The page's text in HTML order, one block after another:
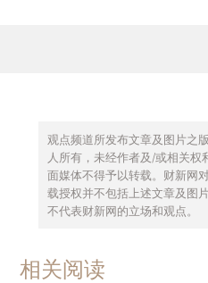
观点频道所发布文章及图片之
人所有，未经作者及/或相关
面媒体不得予以转载。财新网
载授权并不包括上述文章及图
不代表财新网的立场和观点。
相关阅读